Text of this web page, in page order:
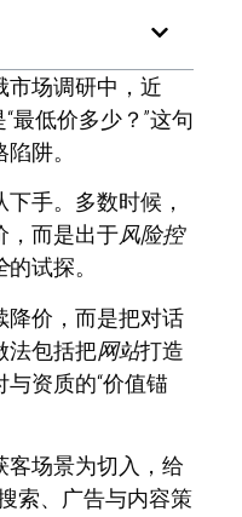
市场调研中，近
最低价多少？”这句
阱。
手。多数时候，
，而是出于风险控
的试探。
降价，而是把对话
法包括把网站打造
资质的“价值锚
客场景为切入，给
索、广告与内容策